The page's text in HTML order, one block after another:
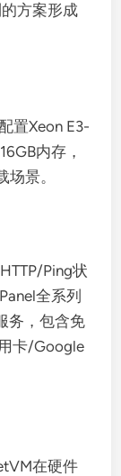
方案形成
置Xeon E3-
内存，
场景。
Ping状
全系列
务，包含免
卡/Google
在硬件